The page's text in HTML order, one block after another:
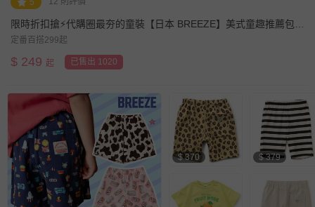
5
限時折扣搶⚡代購圈最夯的童裝【日本 BREEZE】美式童趣推薦包
色！
定番百搭299起
$ 249 起 已售出 1020
$ 370 $ 379